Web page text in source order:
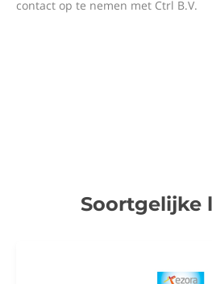
contact op te nemen met Ctrl B.V.
Soortgelijke